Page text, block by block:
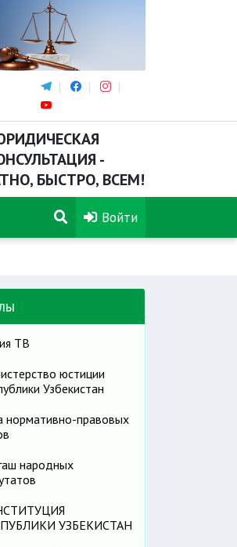
-
БЫСТРО, ВСЕМ!
Войти
ТВ
юстиции
Узбекистан
нормативно-правовых
народных
УЗБЕКИСТАН